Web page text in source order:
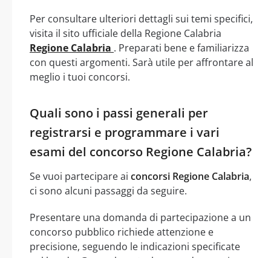
Per consultare ulteriori dettagli sui temi specifici,
visita il sito ufficiale della Regione Calabria
Regione Calabria . Preparati bene e familiarizza
con questi argomenti. Sarà utile per affrontare al
meglio i tuoi concorsi.
Quali sono i passi generali per
registrarsi e programmare i vari
esami del concorso Regione Calabria?
Se vuoi partecipare ai concorsi Regione Calabria,
ci sono alcuni passaggi da seguire.
Presentare una domanda di partecipazione a un
concorso pubblico richiede attenzione e
precisione, seguendo le indicazioni specificate